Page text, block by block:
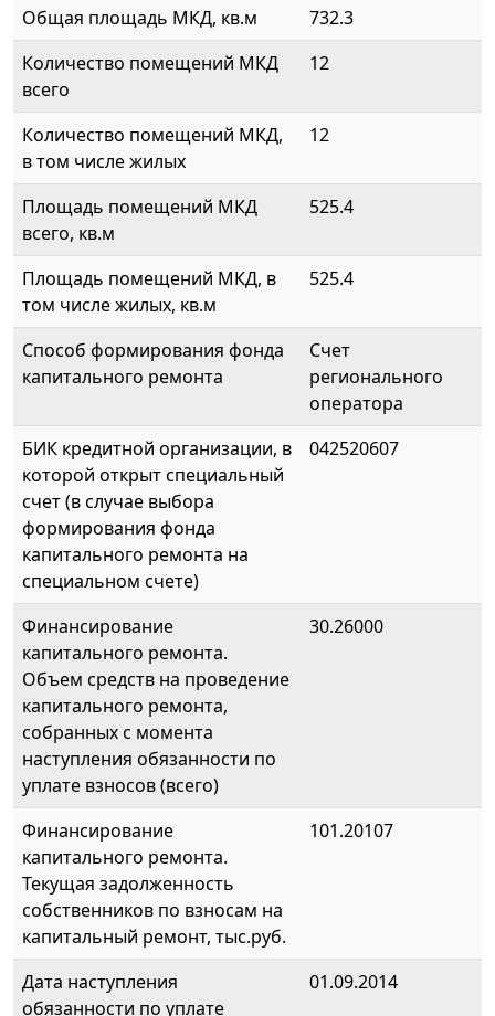
Общая площадь МКД, кв.м
732.3
Количество помещений МКД
всего
12
Количество помещений МКД,
в том числе жилых
12
Площадь помещений МКД
всего, кв.м
525.4
Площадь помещений МКД, в
том числе жилых, кв.м
525.4
Способ формирования фонда
капитального ремонта
Счет
регионального
оператора
БИК кредитной организации, в
которой открыт специальный
счет (в случае выбора
формирования фонда
капитального ремонта на
специальном счете)
042520607
Финансирование
капитального ремонта.
Объем средств на проведение
капитального ремонта,
собранных с момента
наступления обязанности по
уплате взносов (всего)
30.26000
Финансирование
капитального ремонта.
Текущая задолженность
собственников по взносам на
капитальный ремонт, тыс.руб.
101.20107
Дата наступления
обязанности по уплате
01.09.2014